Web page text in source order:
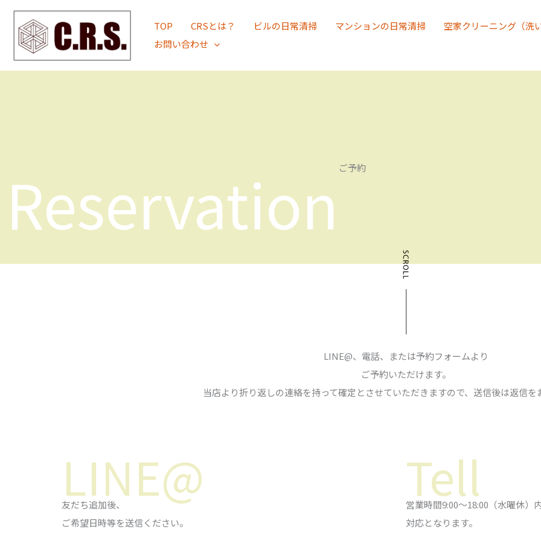
TOP CRSとは？ ビルの日常清掃 マンションの日常清掃 空家クリーニング（洗い
お問い合わせ
Reservation ご予約
LINE@、電話、または予約フォームより
ご予約いただけます。
当店より折り返しの連絡を持って確定とさせていただきますので、送信後は返信を
LINE@
友だち追加後、
ご希望日時等を送信ください。
Tell
営業時間9:00〜18:00（水曜休）
対応となります。